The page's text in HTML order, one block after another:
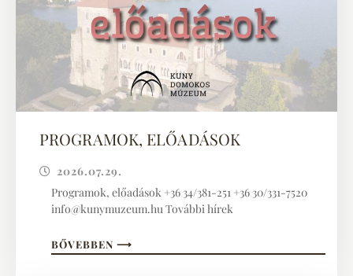
PROGRAMOK, ELŐADÁSOK
2026.07.29.
Programok, előadások +36 34/381-251 +36 30/331-7520
info@kunymuzeum.hu További hírek
BŐVEBBEN ⟶